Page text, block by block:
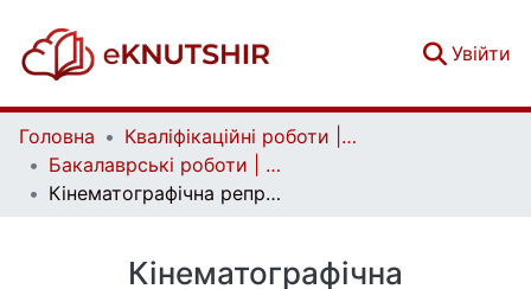
Увійти
Головна
Кваліфікаційні роботи | Qualifying works
Бакалаврські роботи | Bachelor theses
Кінематографічна репрезентація потворного
Кінематографічна